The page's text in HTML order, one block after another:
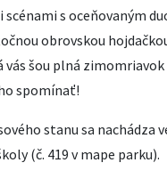
s oceňovaným
obrovskou
vás šou plná
spomínať!
stanu sa nachádza
(č. 419 v mape parku).